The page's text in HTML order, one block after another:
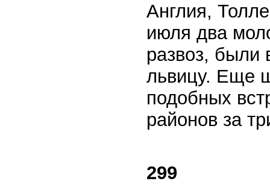
Англия,
июля два
развоз, были
львицу. Еще
подобных
районов за
299